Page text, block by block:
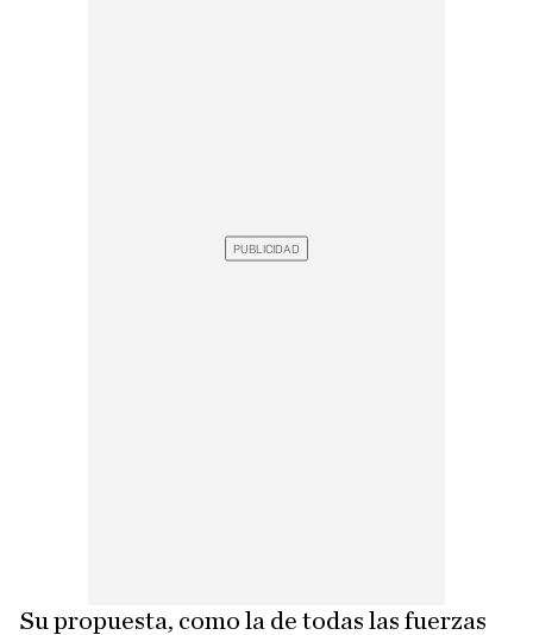
Su propuesta, como la de todas las fuerzas